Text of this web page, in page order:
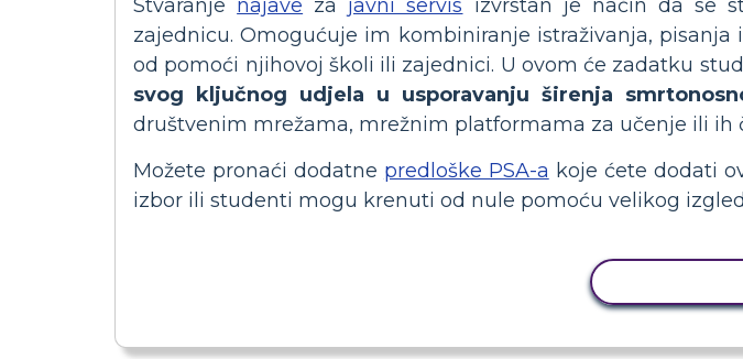
Stvaranje najave za javni servis izvrstan je način da se
zajednicu. Omogućuje im kombiniranje istraživanja,
od pomoći njihovoj školi ili zajednici. U ovom će zadatku
svog ključnog udjela u usporavanju širenja
društvenim mrežama, mrežnim platformama za učenje ili ih
Možete pronaći dodatne predloške PSA-a koje ćete dodati
izbor ili studenti mogu krenuti od nule pomoću velikog